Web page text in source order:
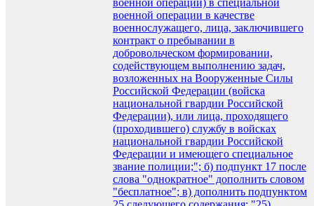
военной операции) в специальной
военной операции в качестве
военнослужащего, лица, заключившего
контракт о пребывании в
добровольческом формировании,
содействующем выполнению задач,
возложенных на Вооруженные Силы
Российской Федерации (войска
национальной гвардии Российской
Федерации), или лица, проходящего
(проходившего) службу в войсках
национальной гвардии Российской
Федерации и имеющего специальное
звание полиции;"; б) подпункт 17 после
слова "однократное" дополнить словом
"бесплатное"; в) дополнить подпунктом